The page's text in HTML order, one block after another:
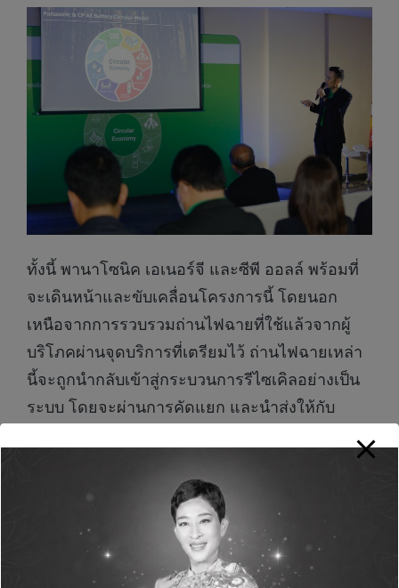
ทั้งนี้ พานาโซนิค เอเนอร์จี และซีพี ออลล์ พร้อมที่
จะเดินหน้าและขับเคลื่อนโครงการนี้ โดยนอก
เหนือจากการรวบรวมถ่านไฟฉายที่ใช้แล้วจากผู้
บริโภคผ่านจุดบริการที่เตรียมไว้ ถ่านไฟฉายเหล่า
นี้จะถูกนำกลับเข้าสู่กระบวนการรีไซเคิลอย่างเป็น
ระบบ โดยจะผ่านการคัดแยก และนำส่งให้กับ
เป็นการส่งเสริมการใช้ซ้ำ และการรีไซเคิลถ่าน
ไฟฉายที่ใช้แล้ว โครงการนี้มีแผนที่จะขยายจุด
บริการรับทิ้งถ่านไฟฉายที่ใช้แล้วให้เพิ่มมากขึ้น
นอกเหนือจากจุดบริการภายในมหาวิทยาลัย โดย